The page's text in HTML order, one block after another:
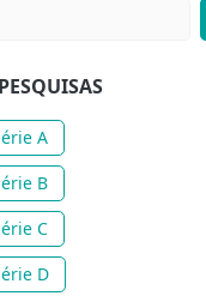
A
B
C
D